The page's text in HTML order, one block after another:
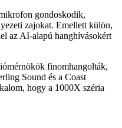
gondoskodik,
zajokat. Emellett külön,
az AI-alapú hanghívásokért
finomhangolták,
Sound és a Coast
hogy a 1000X széria